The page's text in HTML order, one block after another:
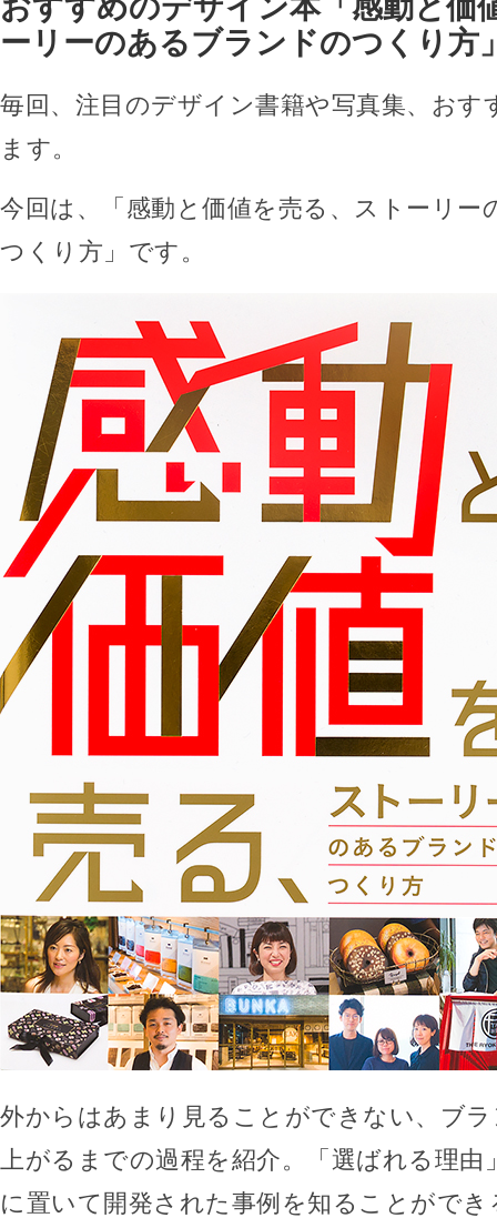
おすすめのデザイン本「感動と価
ーリーのあるブランドのつくり方
毎回、注目のデザイン書籍や写真集、おす
ます。
今回は、「感動と価値を売る、ストーリー
つくり方」です。
外からはあまり見ることができない、ブ
上がるまでの過程を紹介。「選ばれる理由
に置いて開発された事例を知ることができ